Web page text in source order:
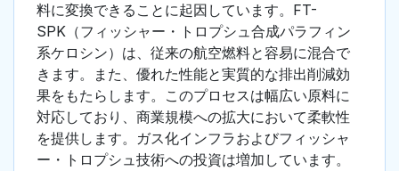
料に変換できることに起因しています。FT-
SPK（フィッシャー・トロプシュ合成パラフィン
系ケロシン）は、従来の航空燃料と容易に混合で
きます。また、優れた性能と実質的な排出削減効
果をもたらします。このプロセスは幅広い原料に
対応しており、商業規模への拡大において柔軟性
を提供します。ガス化インフラおよびフィッシャ
ー・トロプシュ技術への投資は増加しています。